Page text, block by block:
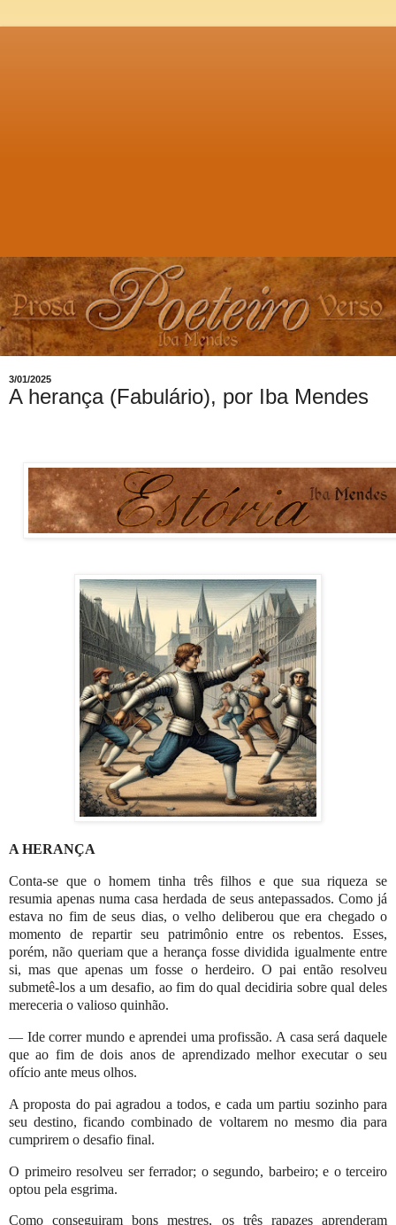
3/01/2025
A herança (Fabulário), por Iba Mendes
A HERANÇA
Conta-se que o homem tinha três filhos e que sua riqueza se
resumia apenas numa casa herdada de seus antepassados. Como já
estava no fim de seus dias, o velho deliberou que era chegado o
momento de repartir seu patrimônio entre os rebentos. Esses,
porém, não queriam que a herança fosse dividida igualmente entre
si, mas que apenas um fosse o herdeiro. O pai então resolveu
submetê-los a um desafio, ao fim do qual decidiria sobre qual deles
mereceria o valioso quinhão.
— Ide correr mundo e aprendei uma profissão. A casa será daquele
que ao fim de dois anos de aprendizado melhor executar o seu
ofício ante meus olhos.
A proposta do pai agradou a todos, e cada um partiu sozinho para
seu destino, ficando combinado de voltarem no mesmo dia para
cumprirem o desafio final.
O primeiro resolveu ser ferrador; o segundo, barbeiro; e o terceiro
optou pela esgrima.
Como conseguiram bons mestres, os três rapazes aprenderam